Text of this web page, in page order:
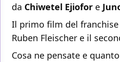
da Chiwetel Ejiofor e
Il primo film del
Ruben Fleischer e il
Cosa ne pensate e